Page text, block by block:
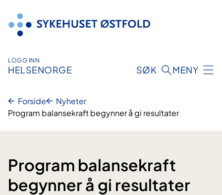
innhold
LOGG INN
HELSENORGE SØK MENY
Forside
Nyheter
Program balansekraft begynner å gi resultater
Program balansekraft
begynner å gi resultater